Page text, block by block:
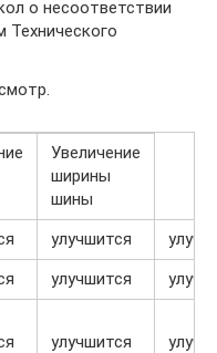
о несоответствии
Технического
Увеличение
ширины
шины
улучшится
улучшится
улучшится